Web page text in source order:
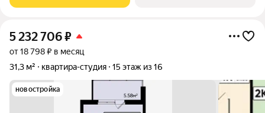
5 232 706₽
от 18 798 ₽ в месяц
31,3 м²
квартира-студия 15 этаж из 16
новостройка